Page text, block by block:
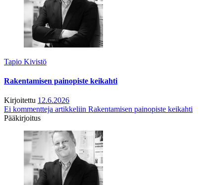
Tapio Kivistö
Rakentamisen painopiste keikahti
Kirjoitettu 12.6.2026
Ei kommentteja artikkeliin Rakentamisen painopiste keikahti
Pääkirjoitus